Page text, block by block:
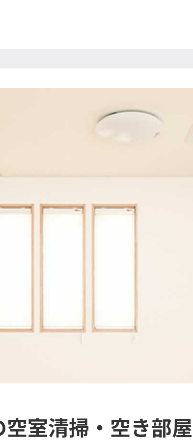
室清掃・空き部